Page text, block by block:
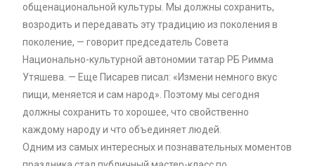
общенациональной культуры. Мы должны сохранить,
возродить и передавать эту традицию из поколения в
поколение, — говорит председатель Совета
Национально-культурной автономии татар РБ Римма
Утяшева. — Еще Писарев писал: «Измени немного вкус
пищи, меняется и сам народ». Поэтому мы сегодня
должны сохранить то хорошее, что свойственно
каждому народу и что объединяет людей.
Одним из самых интересных и познавательных моментов